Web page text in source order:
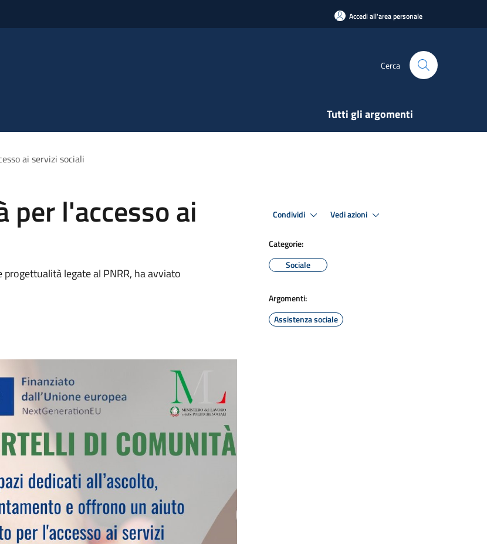
Accedi all'area personale
Cerca
Tutti gli argomenti
ai servizi sociali
l'accesso ai
progettualità legate al PNRR, ha avviato
Condividi Vedi azioni
Categorie:
Sociale
Argomenti:
Assistenza sociale